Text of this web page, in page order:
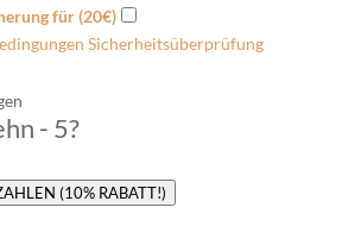
für (20€)
Sicherheitsüberprüfung
- 5?
(10% RABATT!)